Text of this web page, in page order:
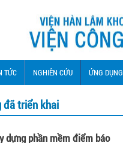
TỨC NGHIÊN CỨU ỨNG DỤNG
đã triển khai
dựng phần mềm điểm báo